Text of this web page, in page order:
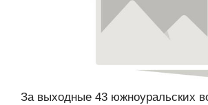
За выходные 43 южноуральских